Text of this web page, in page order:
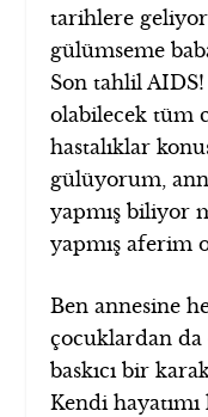
tarihlere
gülümseme
Son tahlil
olabilecek tüm
hastalıklar
gülüyorum,
yapmış biliyor
yapmış aferim
Ben annesine
çocuklardan da
baskıcı bir
Kendi